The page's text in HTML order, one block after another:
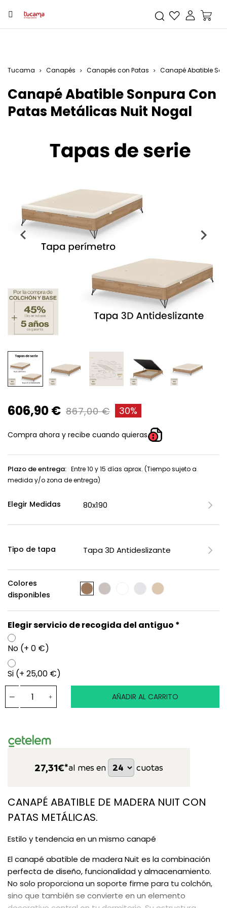
Tucama Canapés Canapés con Patas Canapé Abatible
Canapé Abatible Sonpura Con
Patas Metálicas Nuit Nogal
606,90 € 867,00 € 30%
Compra ahora y recibe cuando quieras
Plazo de entrega: Entre 10 y 15 días aprox. (Tiempo sujeto a
medida y/o zona de entrega)
Elegir Medidas
Tipo de tapa
Colores
disponibles
Elegir servicio de recogida del antiguo *
No (+ 0 €)
Si (+ 25,00 €)
AÑADIR AL CARRITO
27,31€*al mes en cuotas
CANAPÉ ABATIBLE DE MADERA NUIT CON
PATAS METÁLICAS.
Estilo y tendencia en un mismo canapé
El canapé abatible de madera Nuit es la combinación
perfecta de diseño, funcionalidad y almacenamiento.
No solo proporciona un soporte firme para tu colchón,
sino que también se convierte en un elemento